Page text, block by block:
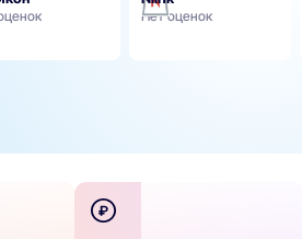
Нет оценок